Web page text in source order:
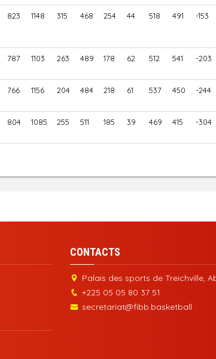
823 1148 315 468 254 44 518 491 -153
787 1103 263 489 178 62 512 541 -203
766 1156 204 484 218 61 537 450 -244
804 1085 255 511 185 39 469 415 -304
CONTACTS
Palais des sports de Treichville,
+225 05 05 80 37 51
secretariat@fibb.basketball